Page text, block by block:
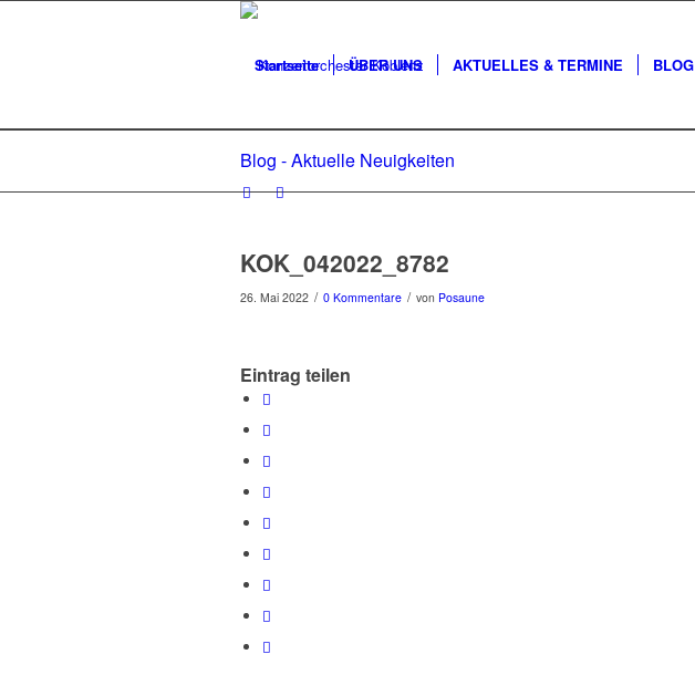
Startseite ÜBER UNS AKTUELLES & TERMINE BLOG
Blog - Aktuelle Neuigkeiten
KOK_042022_8782
26. Mai 2022 / 0 Kommentare / von Posaune
Eintrag teilen